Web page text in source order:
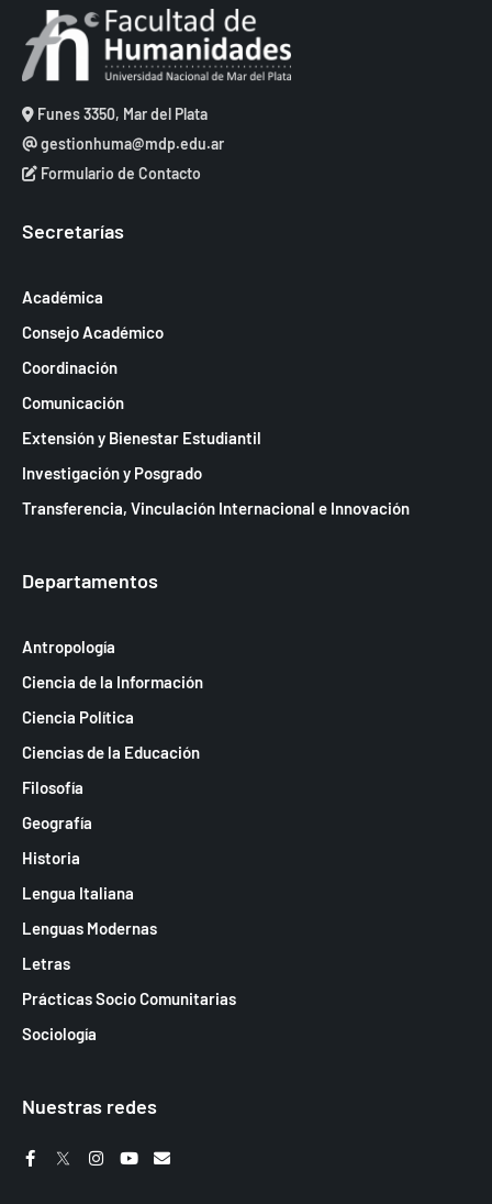
Funes 3350, Mar del Plata
gestionhuma@mdp.edu.ar
Formulario de Contacto
Secretarías
Académica
Consejo Académico
Coordinación
Comunicación
Extensión y Bienestar Estudiantil
Investigación y Posgrado
Transferencia, Vinculación Internacional e Innovación
Departamentos
Antropología
Ciencia de la Información
Ciencia Política
Ciencias de la Educación
Filosofía
Geografía
Historia
Lengua Italiana
Lenguas Modernas
Letras
Prácticas Socio Comunitarias
Sociología
Nuestras redes